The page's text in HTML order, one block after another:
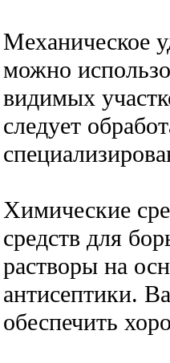
Механическое
можно
видимых
следует
Химические
средств для
растворы на
антисептики.
обеспечить